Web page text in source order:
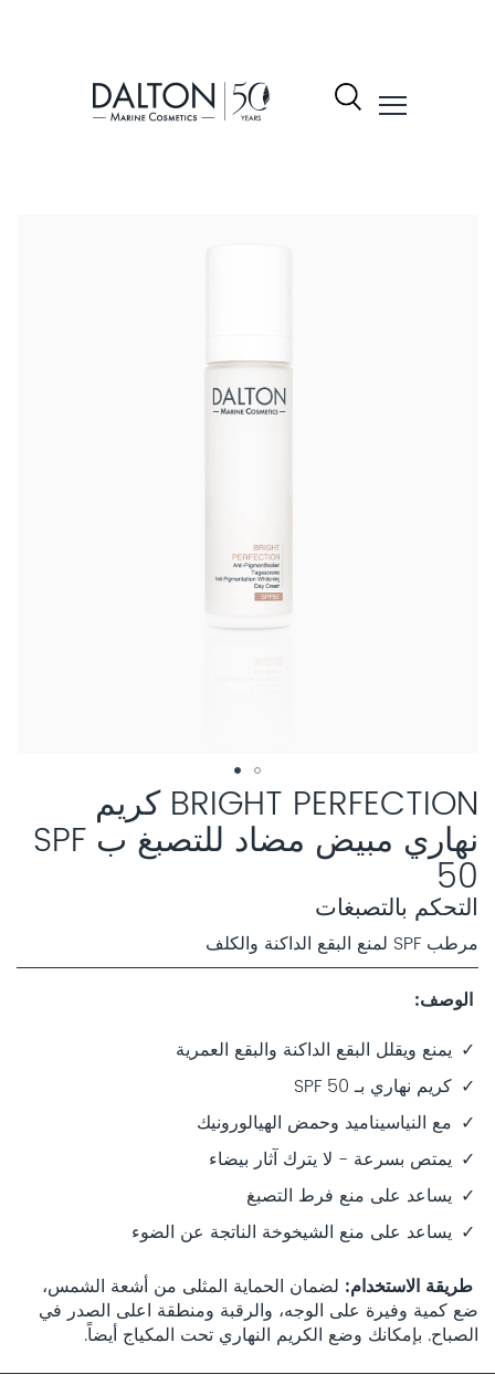
BRIGHT PERFECTION كريم
نهاري مبيض مضاد للتصبغ ب SPF
50
التحكم بالتصبغات
مرطب SPF لمنع البقع الداكنة والكلف
الوصف
يمنع ويقلل البقع الداكنة والبقع العمرية
كريم نهاري بـ SPF 50
مع النياسيناميد وحمض الهيالورونيك
يمتص بسرعة - لا يترك آثار بيضاء
يساعد على منع فرط التصبغ
يساعد على منع الشيخوخة الناتجة عن الضوء
طريقة الاستخدام لضمان الحماية المثلى من أشعة الشمس،
ضع كمية وفيرة على الوجه، والرقبة ومنطقة اعلى الصدر في
الصباح. بإمكانك وضع الكريم النهاري تحت المكياج أيضاً.